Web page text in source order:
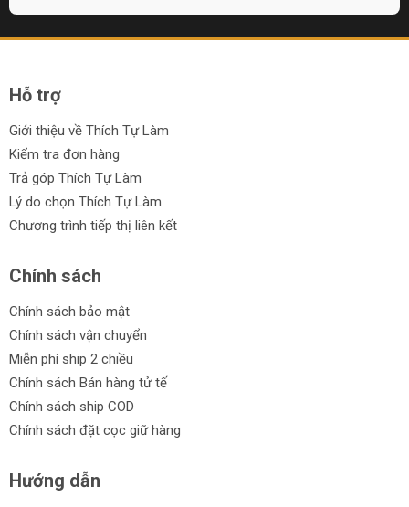
Hỗ trợ
Giới thiệu về Thích Tự Làm
Kiểm tra đơn hàng
Trả góp Thích Tự Làm
Lý do chọn Thích Tự Làm
Chương trình tiếp thị liên kết
Chính sách
Chính sách bảo mật
Chính sách vận chuyển
Miễn phí ship 2 chiều
Chính sách Bán hàng tử tế
Chính sách ship COD
Chính sách đặt cọc giữ hàng
Hướng dẫn